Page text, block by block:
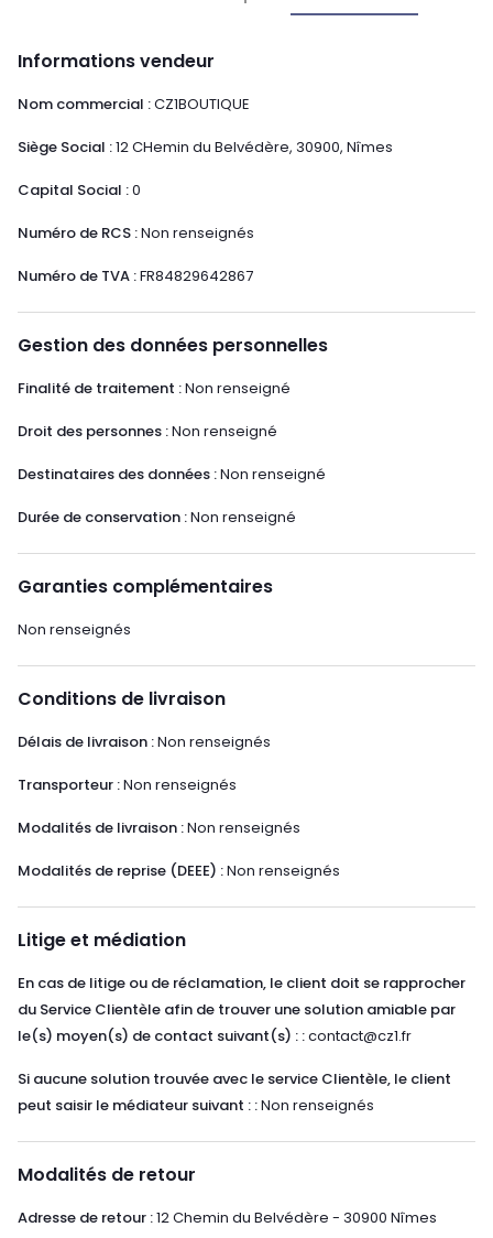
Informations vendeur
Nom commercial :CZ1BOUTIQUE
Siège Social :12 CHemin du Belvédère, 30900, Nîmes
Capital Social :0
Numéro de RCS :Non renseignés
Numéro de TVA :FR84829642867
Gestion des données personnelles
Finalité de traitement :Non renseigné
Droit des personnes :Non renseigné
Destinataires des données :Non renseigné
Durée de conservation :Non renseigné
Garanties complémentaires
Non renseignés
Conditions de livraison
Délais de livraison :Non renseignés
Transporteur :Non renseignés
Modalités de livraison :Non renseignés
Modalités de reprise (DEEE) :Non renseignés
Litige et médiation
En cas de litige ou de réclamation, le client doit se rapprocher
du Service Clientèle afin de trouver une solution amiable par
le(s) moyen(s) de contact suivant(s) : :contact@cz1.fr
Si aucune solution trouvée avec le service Clientèle, le client
peut saisir le médiateur suivant : :Non renseignés
Modalités de retour
Adresse de retour :12 Chemin du Belvédère - 30900 Nîmes